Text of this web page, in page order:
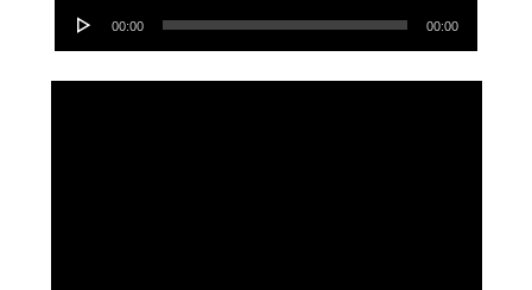
Audio
00:00 00:00